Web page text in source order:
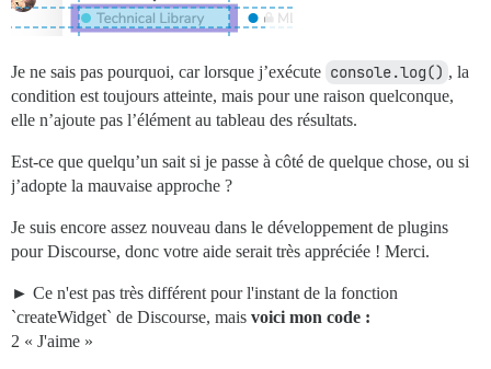
Je ne sais pas pourquoi, car lorsque j’exécute console.log() , la
condition est toujours atteinte, mais pour une raison quelconque,
elle n’ajoute pas l’élément au tableau des résultats.
Est-ce que quelqu’un sait si je passe à côté de quelque chose, ou si
j’adopte la mauvaise approche ?
Je suis encore assez nouveau dans le développement de plugins
pour Discourse, donc votre aide serait très appréciée ! Merci.
Ce n'est pas très différent pour l'instant de la fonction
`createWidget` de Discourse, mais voici mon code :
2 « J'aime »